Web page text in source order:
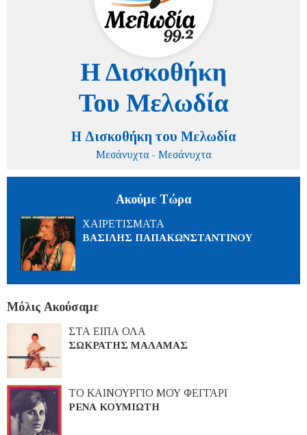
Η Δισκοθήκη του Μελωδία
Μεσάνυχτα - Μεσάνυχτα
Ακούμε Τώρα
ΧΑΙΡΕΤΙΣΜΑΤΑ
ΒΑΣΙΛΗΣ ΠΑΠΑΚΩΝΣΤΑΝΤΙΝΟΥ
Μόλις Ακούσαμε
ΣΤΑ ΕΙΠΑ ΟΛΑ
ΣΩΚΡΑΤΗΣ ΜΑΛΑΜΑΣ
ΤΟ ΚΑΙΝΟΥΡΓΙΟ ΜΟΥ ΦΕΓΓΑΡΙ
ΡΕΝΑ ΚΟΥΜΙΩΤΗ